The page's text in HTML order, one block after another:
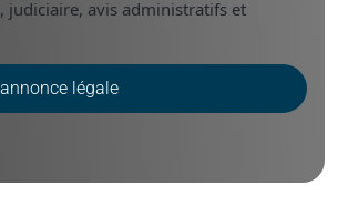
judiciaire, avis administratifs et
légale